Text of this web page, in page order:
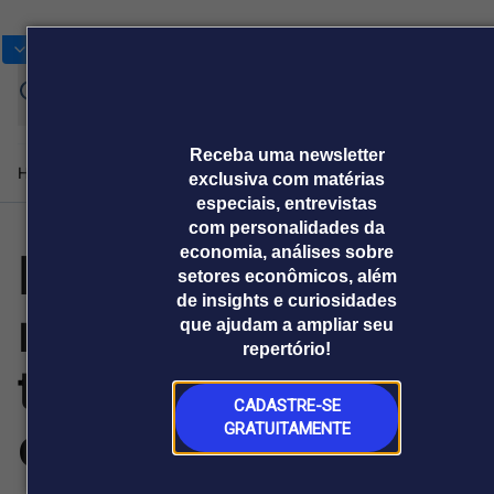
Receba uma newsletter
exclusiva com matérias
especiais, entrevistas
com personalidades da
economia, análises sobre
setores econômicos, além
de insights e curiosidades
que ajudam a ampliar seu
repertório!
CADASTRE-SE
GRATUITAMENTE
Home Produtos e soluçõesNotíciasBlogWeekendInstitucional
Plataformas
Broadcast
Broadcast+
O mercado
financeiro em
tempo real
Broadcast
Tudo sobre o
agronegócio
Releases Broadcast
Prêmio Broadcast
Prêmio Broadcast
Empresas
Releases
IA remodela
mercado de
trabalho global
em dois